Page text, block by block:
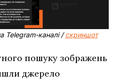
Telegram-каналі /скриншот
пошуку зображень
джерело